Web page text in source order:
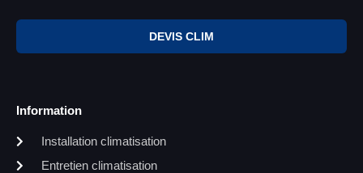
DEVIS CLIM
Information
Installation climatisation
Entretien climatisation